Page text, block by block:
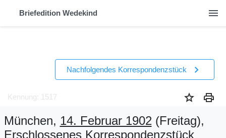
Briefedition Wedekind menu
Nachfolgendes Korrespondenzstück chevron_right
Kennung: 1517 star print
München, 14. Februar 1902(Freitag),
Erschlossenes Korrespondenzstück